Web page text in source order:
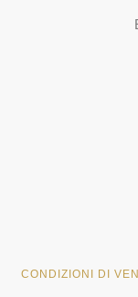
CONDIZIONI DI